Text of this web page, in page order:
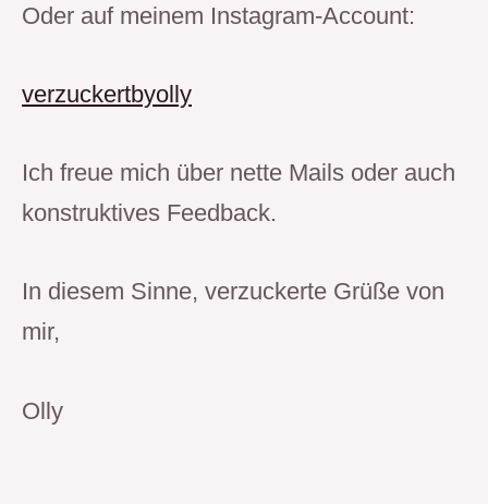
Oder auf meinem Instagram-Account:
verzuckertbyolly
Ich freue mich über nette Mails oder auch
konstruktives Feedback.
In diesem Sinne, verzuckerte Grüße von
mir,
Olly